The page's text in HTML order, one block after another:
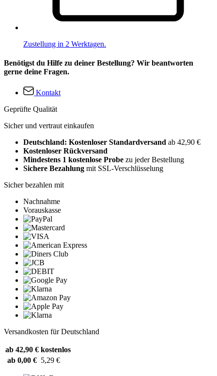
Zustellung in 2 Werktagen.
Benötigst du Hilfe zu deiner Bestellung? Wir beantworten
gerne deine Fragen.
Kontakt
Geprüfte Qualität
Sicher und vertraut einkaufen
Deutschland: Kostenloser Standardversand ab 42,90 €
Kostenloser Rückversand
Mindestens 1 kostenlose Probe zu jeder Bestellung
Sichere Bezahlung mit SSL-Verschlüsselung
Sicher bezahlen mit
Nachnahme
Vorauskasse
Versandkosten für Deutschland
ab 42,90 € kostenlos
ab 0,00 € 5,29 €